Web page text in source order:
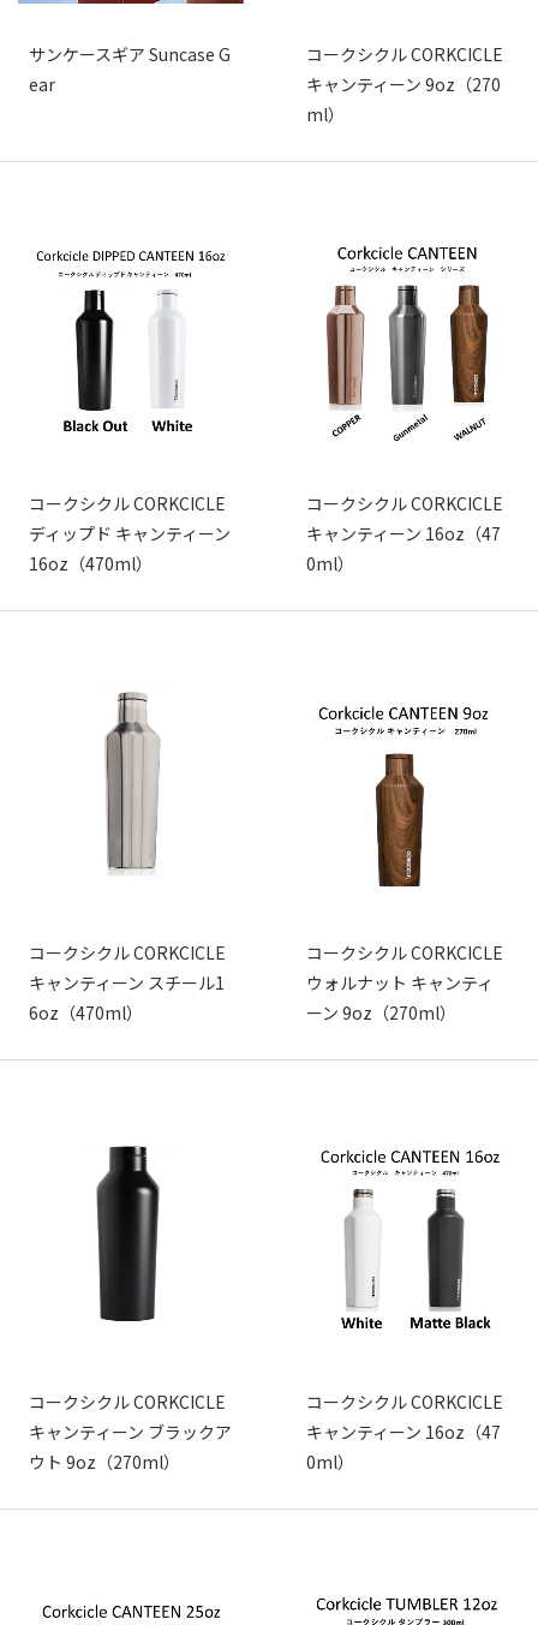
サンケースギア Suncase G
ear
コークシクル CORKCICLE
キャンティーン 9oz（270
ml）
コークシクル CORKCICLE
ディップド キャンティーン
16oz（470ml）
コークシクル CORKCICLE
キャンティーン 16oz（47
0ml）
コークシクル CORKCICLE
キャンティーン スチール1
6oz（470ml）
コークシクル CORKCICLE
ウォルナット キャンティ
ーン 9oz（270ml）
コークシクル CORKCICLE
キャンティーン ブラックア
ウト 9oz（270ml）
コークシクル CORKCICLE
キャンティーン 16oz（47
0ml）